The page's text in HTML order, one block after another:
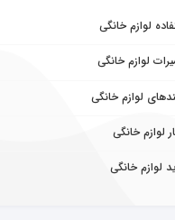
لوازم خانگی
لوازم خانگی
لوازم خانگی
لوازم خانگی
لوازم خانگی